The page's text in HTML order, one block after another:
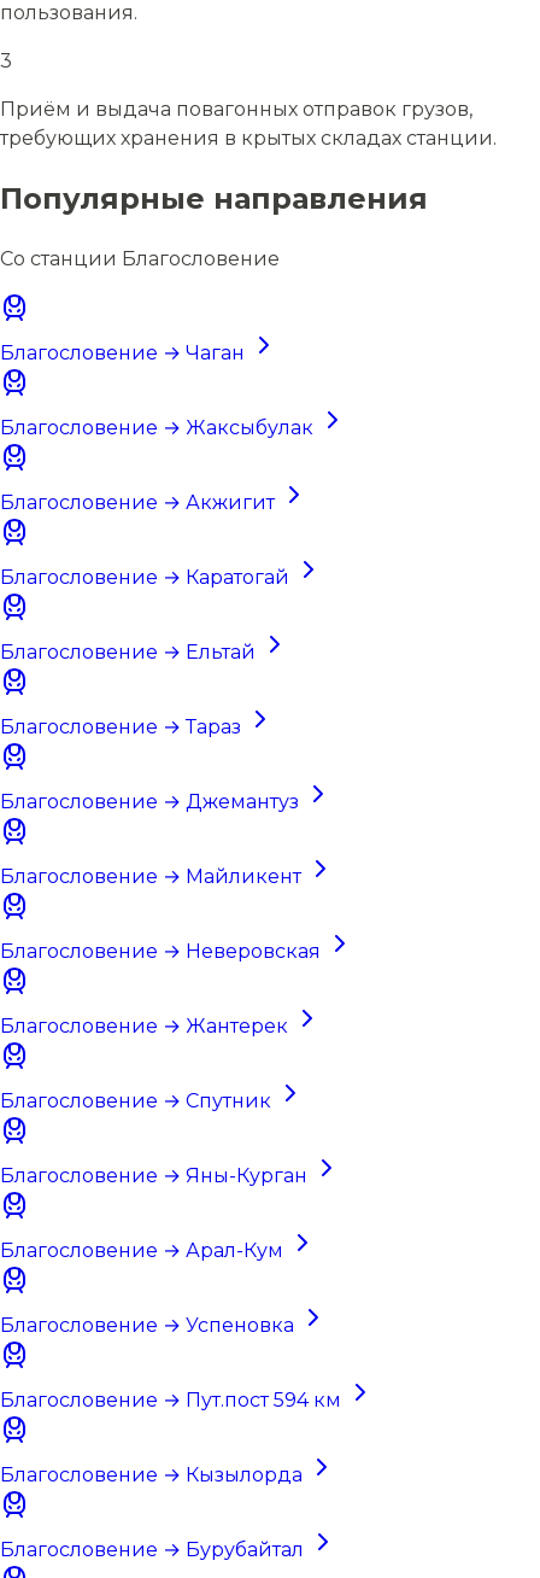
пользования.
3
Приём и выдача повагонных отправок грузов,
требующих хранения в крытых складах станции.
Популярные направления
Со станции Благословение
Благословение → Чаган
Благословение → Жаксыбулак
Благословение → Акжигит
Благословение → Каратогай
Благословение → Ельтай
Благословение → Тараз
Благословение → Джемантуз
Благословение → Майликент
Благословение → Неверовская
Благословение → Жантерек
Благословение → Спутник
Благословение → Яны-Курган
Благословение → Арал-Кум
Благословение → Успеновка
Благословение → Пут.пост 594 км
Благословение → Кызылорда
Благословение → Бурубайтал